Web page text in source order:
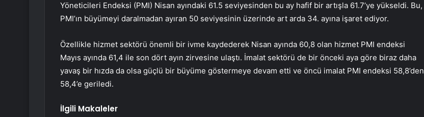
Yöneticileri Endeksi (PMI) Nisan ayındaki 61.5 seviyesinden bu ay hafif bir artışla 61.7’ye yükseldi. Bu,
PMI’ın büyümeyi daralmadan ayıran 50 seviyesinin üzerinde art arda 34. ayına işaret ediyor.
Özellikle hizmet sektörü önemli bir ivme kaydederek Nisan ayında 60,8 olan hizmet PMI endeksi
Mayıs ayında 61,4 ile son dört ayın zirvesine ulaştı. İmalat sektörü de bir önceki aya göre biraz daha
yavaş bir hızda da olsa güçlü bir büyüme göstermeye devam etti ve öncü imalat PMI endeksi 58,8’den
58,4’e geriledi.
İlgili Makaleler